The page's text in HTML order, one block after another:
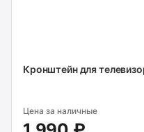
Кронштейн для
Цена за наличные